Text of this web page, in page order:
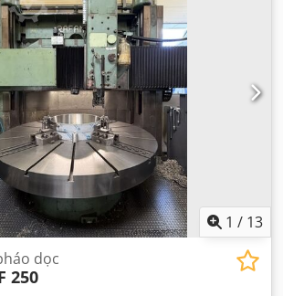
1 / 13
dọc
250